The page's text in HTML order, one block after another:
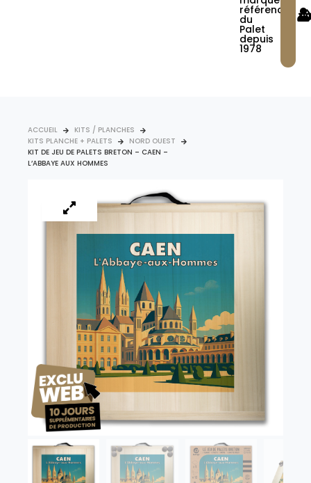
référence
du
Palet
depuis
1978
ACCUEIL
KITS / PLANCHES
KITS PLANCHE + PALETS
NORD OUEST
KIT DE JEU DE PALETS BRETON – CAEN –
L’ABBAYE AUX HOMMES